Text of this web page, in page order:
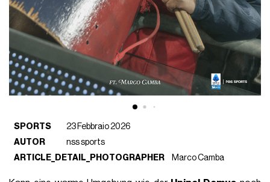
SPORTS
23 Febbraio 2026
AUTOR
nss sports
ARTICLE_DETAIL_PHOTOGRAPHER
Marco Camba